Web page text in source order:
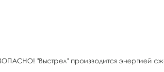
"Выстрел" производится энергией